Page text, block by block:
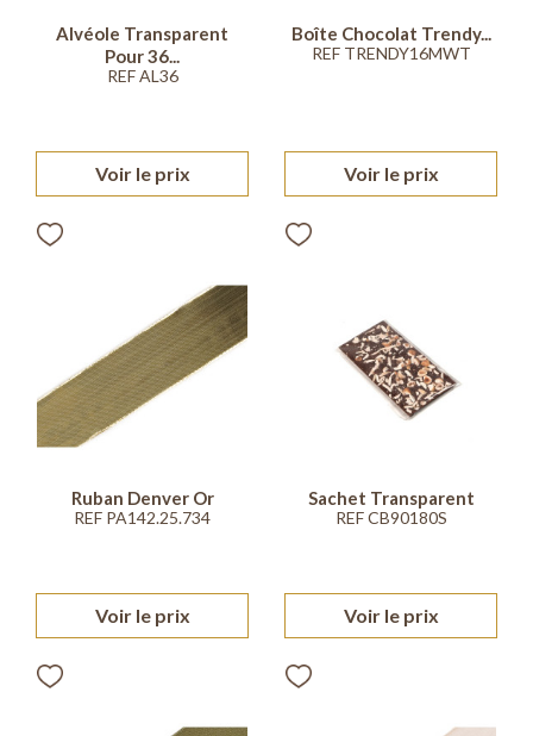
Alvéole Transparent
Pour 36...
REF AL36
Voir le prix
Boîte Chocolat Trendy...
REF TRENDY16MWT
Voir le prix
Ruban Denver Or
REF PA142.25.734
Voir le prix
Sachet Transparent
REF CB90180S
Voir le prix